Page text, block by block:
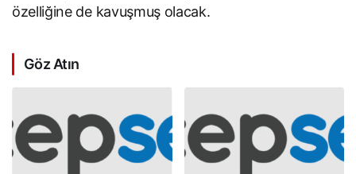
özelliğine de kavuşmuş olacak.
Göz Atın